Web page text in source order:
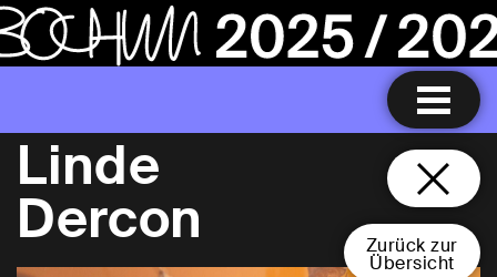
Zurück zur
Übersicht
Linde
Dercon